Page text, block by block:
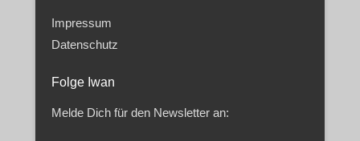
Impressum
Datenschutz
Folge Iwan
Melde Dich für den Newsletter an: